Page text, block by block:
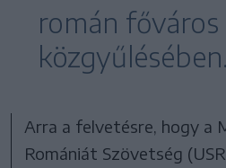
román főváros
közgyűlésében.
Arra a felvetésre, hogy a
Romániát Szövetség